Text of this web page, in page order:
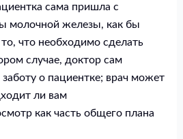
сама пришла с
молочной железы, как бы
что необходимо сделать
случае, доктор сам
о пациентке; врач может
ли вам
как часть общего плана